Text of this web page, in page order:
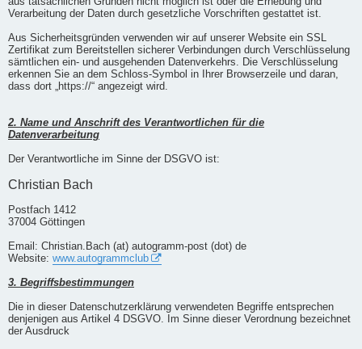
Verarbeitung der Daten durch gesetzliche Vorschriften gestattet ist.
Aus Sicherheitsgründen verwenden wir auf unserer Website ein SSL
Zertifikat zum Bereitstellen sicherer Verbindungen durch Verschlüsselung
sämtlichen ein- und ausgehenden Datenverkehrs. Die Verschlüsselung
erkennen Sie an dem Schloss-Symbol in Ihrer Browserzeile und daran,
dass dort „https://“ angezeigt wird.
2. Name und Anschrift des Verantwortlichen für die
Datenverarbeitung
Der Verantwortliche im Sinne der DSGVO ist:
Christian Bach
Postfach 1412
37004 Göttingen
Email: Christian.Bach (at) autogramm-post (dot) de
Website: www.autogrammclub
3. Begriffsbestimmungen
Die in dieser Datenschutzerklärung verwendeten Begriffe entsprechen
denjenigen aus Artikel 4 DSGVO. Im Sinne dieser Verordnung bezeichnet
der Ausdruck